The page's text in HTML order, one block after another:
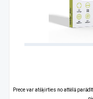
Prece var atšķirties no attēlā